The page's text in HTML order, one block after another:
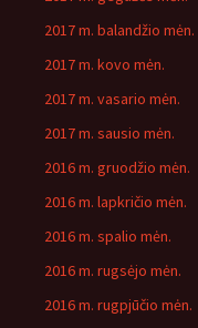
2017 m. balandžio mėn.
2017 m. kovo mėn.
2017 m. vasario mėn.
2017 m. sausio mėn.
2016 m. gruodžio mėn.
2016 m. lapkričio mėn.
2016 m. spalio mėn.
2016 m. rugsėjo mėn.
2016 m. rugpjūčio mėn.